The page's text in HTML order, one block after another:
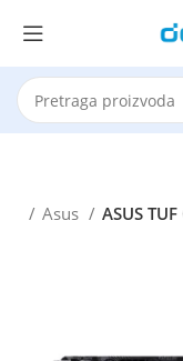
Asus ASUS